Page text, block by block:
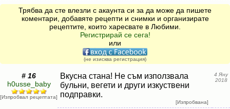
Трябва да сте влезли с акаунта си за да може да пишете
коментари, добавяте рецепти и снимки и организирате
рецептите, които харесвате в Любими.
Регистрирай се сега!
или
(не изисква регистрация)
# 16
h0usse_baby
[Изпробвал рецептата]
Вкусна стана! Не съм използвала
бульни, вегети и други изкуствени
подправки.
[Изпробвана]
4 Яну
2018